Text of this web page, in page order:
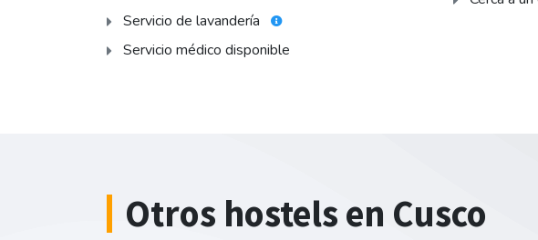
Servicio de lavandería
Servicio médico disponible
Otros hostels en Cusco